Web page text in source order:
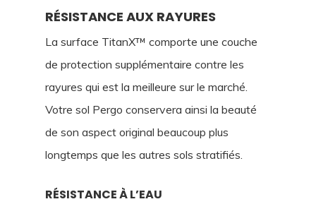
RÉSISTANCE AUX RAYURES
La surface TitanX™ comporte une couche
de protection supplémentaire contre les
rayures qui est la meilleure sur le marché.
Votre sol Pergo conservera ainsi la beauté
de son aspect original beaucoup plus
longtemps que les autres sols stratifiés.
RÉSISTANCE À L’EAU